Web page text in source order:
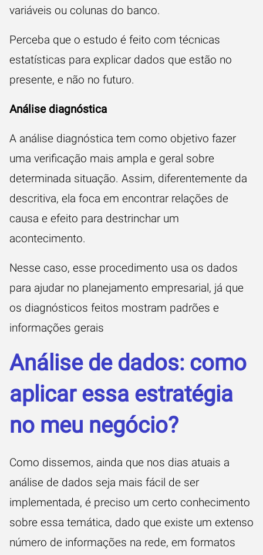
variáveis ou colunas do banco.
Perceba que o estudo é feito com técnicas
estatísticas para explicar dados que estão no
presente, e não no futuro.
Análise diagnóstica
A análise diagnóstica tem como objetivo fazer
uma verificação mais ampla e geral sobre
determinada situação. Assim, diferentemente da
descritiva, ela foca em encontrar relações de
causa e efeito para destrinchar um
acontecimento.
Nesse caso, esse procedimento usa os dados
para ajudar no planejamento empresarial, já que
os diagnósticos feitos mostram padrões e
informações gerais
Análise de dados: como
aplicar essa estratégia
no meu negócio?
Como dissemos, ainda que nos dias atuais a
análise de dados seja mais fácil de ser
implementada, é preciso um certo conhecimento
sobre essa temática, dado que existe um extenso
número de informações na rede, em formatos